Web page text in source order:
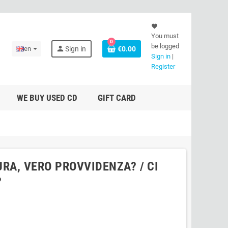
en person Sign in
0
€0.00
favorite
You must
be logged
Sign in|
Register
WE BUY USED CD GIFT CARD
VERO PROVVIDENZA? / CI